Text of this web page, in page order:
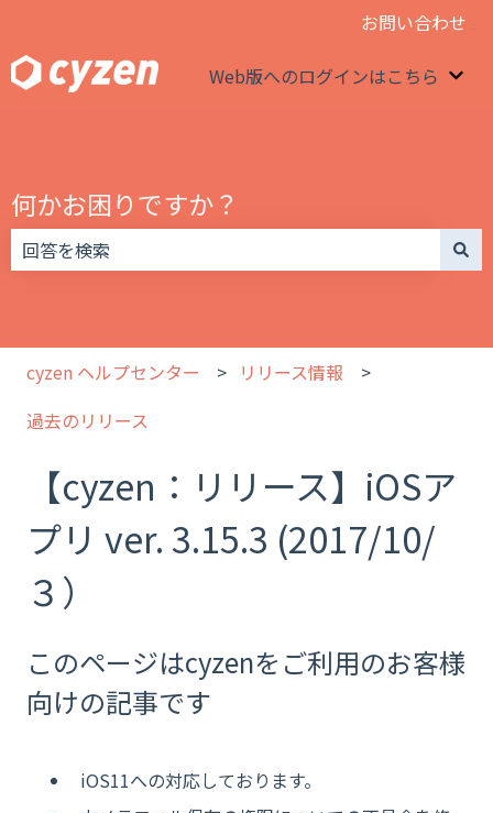
お問い合わせ
Web版へのログインはこちら
何かお困りですか？
cyzen ヘルプセンター
リリース情報
過去のリリース
【cyzen：リリース】iOSア
プリ ver. 3.15.3 (2017/10/
３）
このページはcyzenをご利用のお客様
向けの記事です
iOS11への対応しております。